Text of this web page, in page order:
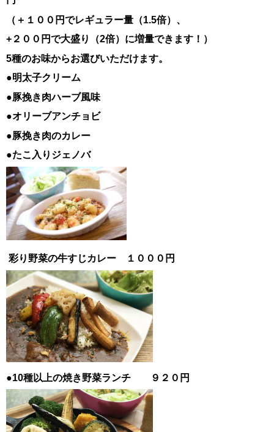
（＋１００円でレギュラー量（1.5倍）、
+２００円で大盛り（2倍）に増量できます！）
5種のお味からお選びいただけます。
●明太子クリーム
●豚挽き肉ハーブ風味
●オリーブアンチョビ
●豚挽き肉のカレー
●たこ入りジェノバ
彩り野菜の牛すじカレー １０００円
●10種以上の焼き野菜ランチ ９２０円